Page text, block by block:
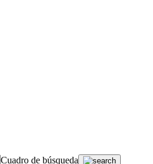
Cuadro de búsqueda